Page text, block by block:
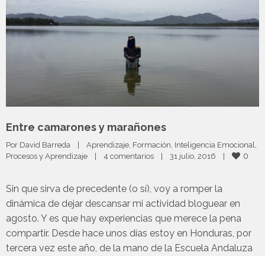
Entre camarones y marañones
Por David Barreda | Aprendizaje Formación Inteligencia Emocional
Procesos y Aprendizaje
| 4 comentarios | 31 julio, 2016 | 0
Sin que sirva de precedente (o sí), voy a romper la
dinámica de dejar descansar mi actividad bloguear en
agosto. Y es que hay experiencias que merece la pena
compartir. Desde hace unos días estoy en Honduras, por
tercera vez este año, de la mano de la Escuela Andaluza